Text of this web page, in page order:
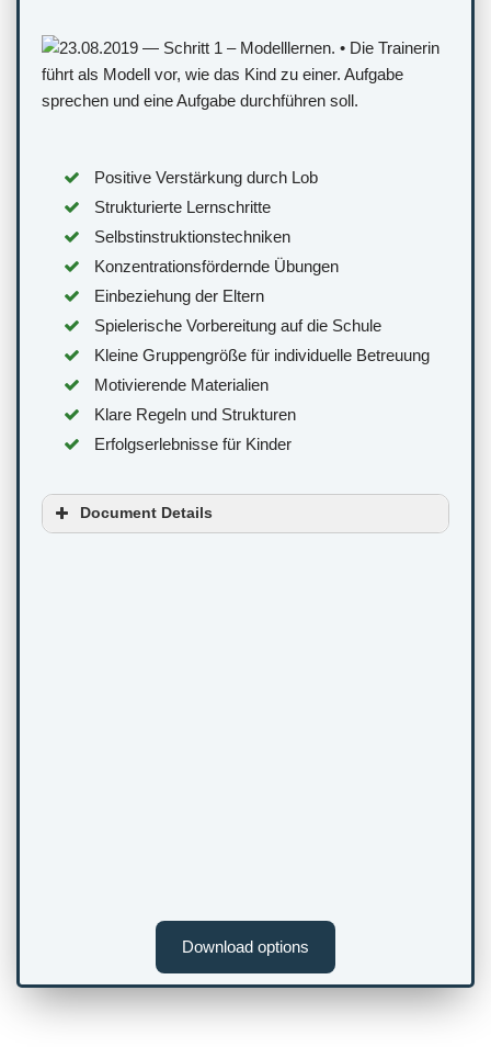
Positive Verstärkung durch Lob
Strukturierte Lernschritte
Selbstinstruktionstechniken
Konzentrationsfördernde Übungen
Einbeziehung der Eltern
Spielerische Vorbereitung auf die Schule
Kleine Gruppengröße für individuelle Betreuung
Motivierende Materialien
Klare Regeln und Strukturen
Erfolgserlebnisse für Kinder
Document Details
Download options